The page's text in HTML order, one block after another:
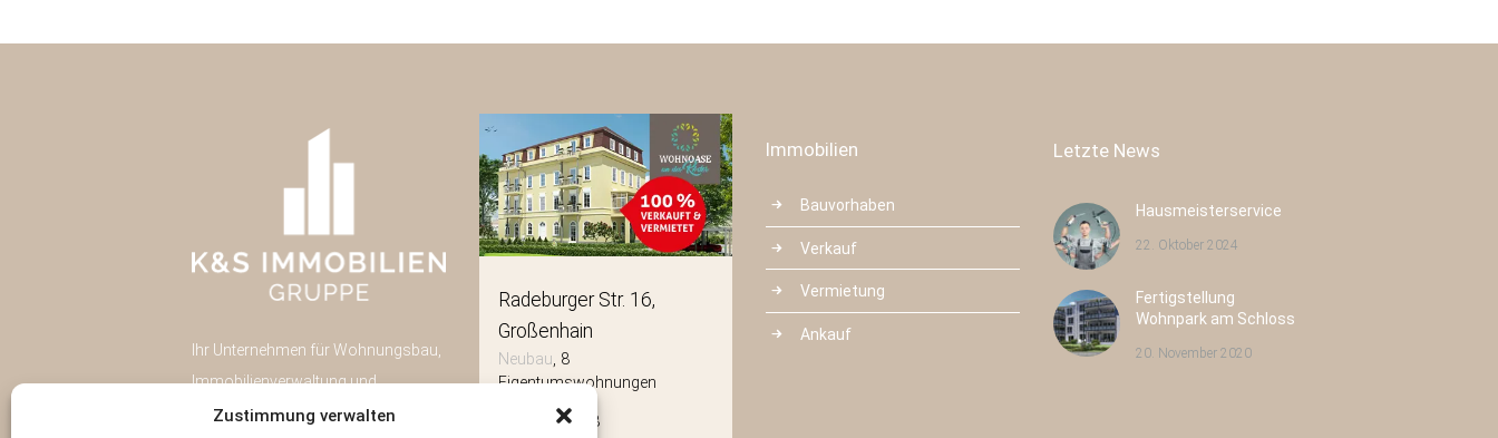
Zustimmung verwalten
Ihr Unternehmen für Wohnungsbau,
Immobilienverwaltung und
Immobilien-Investment in Dresden.
Pulsnitzer Straße 40
Neubau
43
Eigentumswohnungen
Wohnfläche: 43
Radeburger Str. 16
Großenhain
Neubau 8
Eigentumswohnungen
Wohnfläche:
8
Mittelstraße 3
Radeberg
Pulsnitzer Straße 40
Radeberg
43
Großenhain
Immobilien
Bauvorhaben
Verkauf
Vermietung
Ankauf
Letzte News
Hausmeisterservice
22. Oktober 2024
Fertigstellung
Wohnpark am Schloss
20. November 2020